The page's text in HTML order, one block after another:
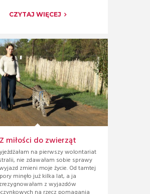
CZYTAJ WIĘCEJ
Z miłości do zwierząt
na pierwszy wolontariat
nie zdawałam sobie sprawy
zmieni moje życie. Od tamtej
pory minęło już kilka lat, a ja
zrezygnowałam z wyjazdów